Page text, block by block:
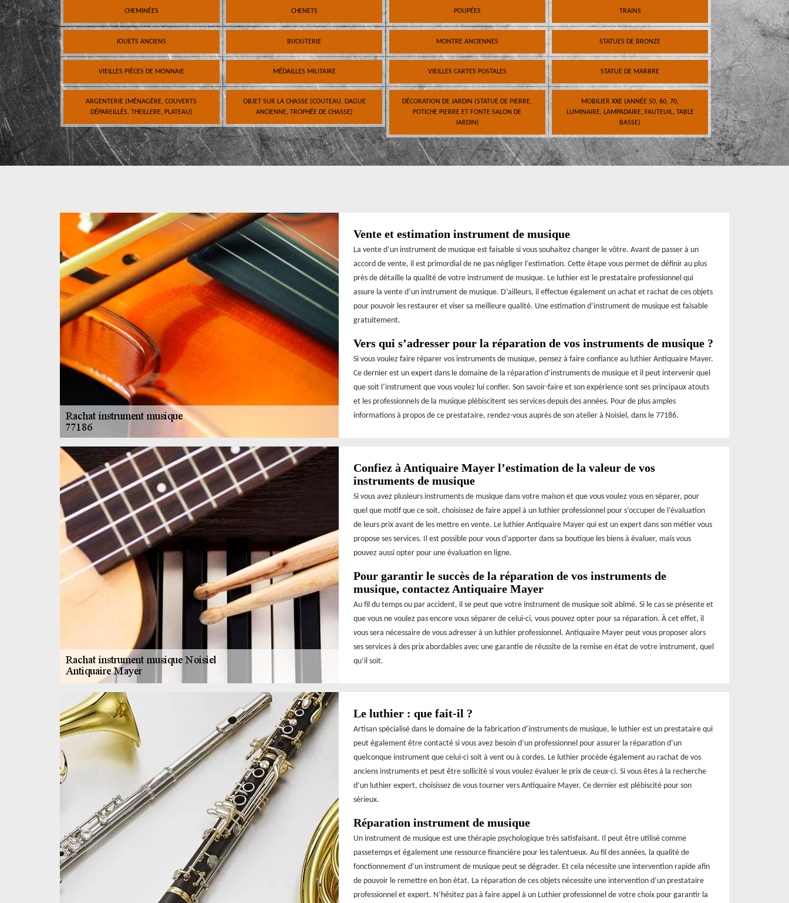
CHEMINÉES CHENETS POUPÉES TRAINS
JOUETS ANCIENS BIJOUTERIE MONTRE ANCIENNES STATUES DE BRONZE
VIEILLES PIÈCES DE MONNAIE MÉDAILLES MILITAIRE VIEILLES CARTES POSTALES STATUE DE MARBRE
ARGENTERIE (MÉNAGÈRE, COUVERTS
DÉPAREILLÉS, THEILLERE, PLATEAU)
OBJET SUR LA CHASSE (COUTEAU, DAGUE
ANCIENNE, TROPHÉE DE CHASSE)
DÉCORATION DE JARDIN (STATUE DE PIERRE,
POTICHE PIERRE ET FONTE SALON DE
JARDIN)
MOBILIER XXE (ANNÉE 50, 60, 70,
LUMINAIRE, LAMPADAIRE, FAUTEUIL, TABLE
BASSE)
Vente et estimation instrument de musique
La vente d’un instrument de musique est faisable si vous souhaitez changer le vôtre. Avant de passer à un
accord de vente, il est primordial de ne pas négliger l’estimation. Cette étape vous permet de définir au plus
près de détaille la qualité de votre instrument de musique. Le luthier est le prestataire professionnel qui
assure la vente d’un instrument de musique. D’ailleurs, il effectue également un achat et rachat de ces objets
pour pouvoir les restaurer et viser sa meilleure qualité. Une estimation d’instrument de musique est faisable
gratuitement.
Vers qui s’adresser pour la réparation de vos instruments de musique ?
Si vous voulez faire réparer vos instruments de musique, pensez à faire confiance au luthier Antiquaire Mayer.
Ce dernier est un expert dans le domaine de la réparation d’instruments de musique et il peut intervenir quel
que soit l’instrument que vous voulez lui confier. Son savoir-faire et son expérience sont ses principaux atouts
et les professionnels de la musique plébiscitent ses services depuis des années. Pour de plus amples
informations à propos de ce prestataire, rendez-vous auprès de son atelier à Noisiel, dans le 77186.
Confiez à Antiquaire Mayer l’estimation de la valeur de vos
instruments de musique
Si vous avez plusieurs instruments de musique dans votre maison et que vous voulez vous en séparer, pour
quel que motif que ce soit, choisissez de faire appel à un luthier professionnel pour s’occuper de l’évaluation
de leurs prix avant de les mettre en vente. Le luthier Antiquaire Mayer qui est un expert dans son métier vous
propose ses services. Il est possible pour vous d’apporter dans sa boutique les biens à évaluer, mais vous
pouvez aussi opter pour une évaluation en ligne.
Pour garantir le succès de la réparation de vos instruments de
musique, contactez Antiquaire Mayer
Au fil du temps ou par accident, il se peut que votre instrument de musique soit abîmé. Si le cas se présente et
que vous ne voulez pas encore vous séparer de celui-ci, vous pouvez opter pour sa réparation. À cet effet, il
vous sera nécessaire de vous adresser à un luthier professionnel. Antiquaire Mayer peut vous proposer alors
ses services à des prix abordables avec une garantie de réussite de la remise en état de votre instrument, quel
qu’il soit.
Le luthier : que fait-il ?
Artisan spécialisé dans le domaine de la fabrication d’instruments de musique, le luthier est un prestataire qui
peut également être contacté si vous avez besoin d’un professionnel pour assurer la réparation d’un
quelconque instrument que celui-ci soit à vent ou à cordes. Le luthier procède également au rachat de vos
anciens instruments et peut être sollicité si vous voulez évaluer le prix de ceux-ci. Si vous êtes à la recherche
d’un luthier expert, choisissez de vous tourner vers Antiquaire Mayer. Ce dernier est plébiscité pour son
sérieux.
Réparation instrument de musique
Un instrument de musique est une thérapie psychologique très satisfaisant. Il peut être utilisé comme
passetemps et également une ressource financière pour les talentueux. Au fil des années, la qualité de
fonctionnement d’un instrument de musique peut se dégrader. Et cela nécessite une intervention rapide afin
de pouvoir le remettre en bon état. La réparation de ces objets nécessite une intervention d’un prestataire
professionnel et expert. N’hésitez pas à faire appel à un Luthier professionnel de votre choix pour garantir la